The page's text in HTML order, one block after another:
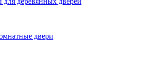
двери